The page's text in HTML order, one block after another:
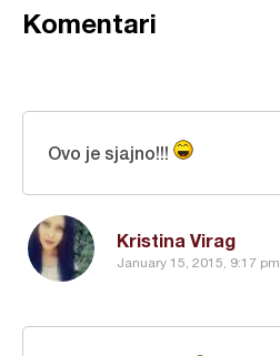
Komentari
Kristina Virag
January 15, 2015, 9:17 pm
Ovo je sjajno!!!